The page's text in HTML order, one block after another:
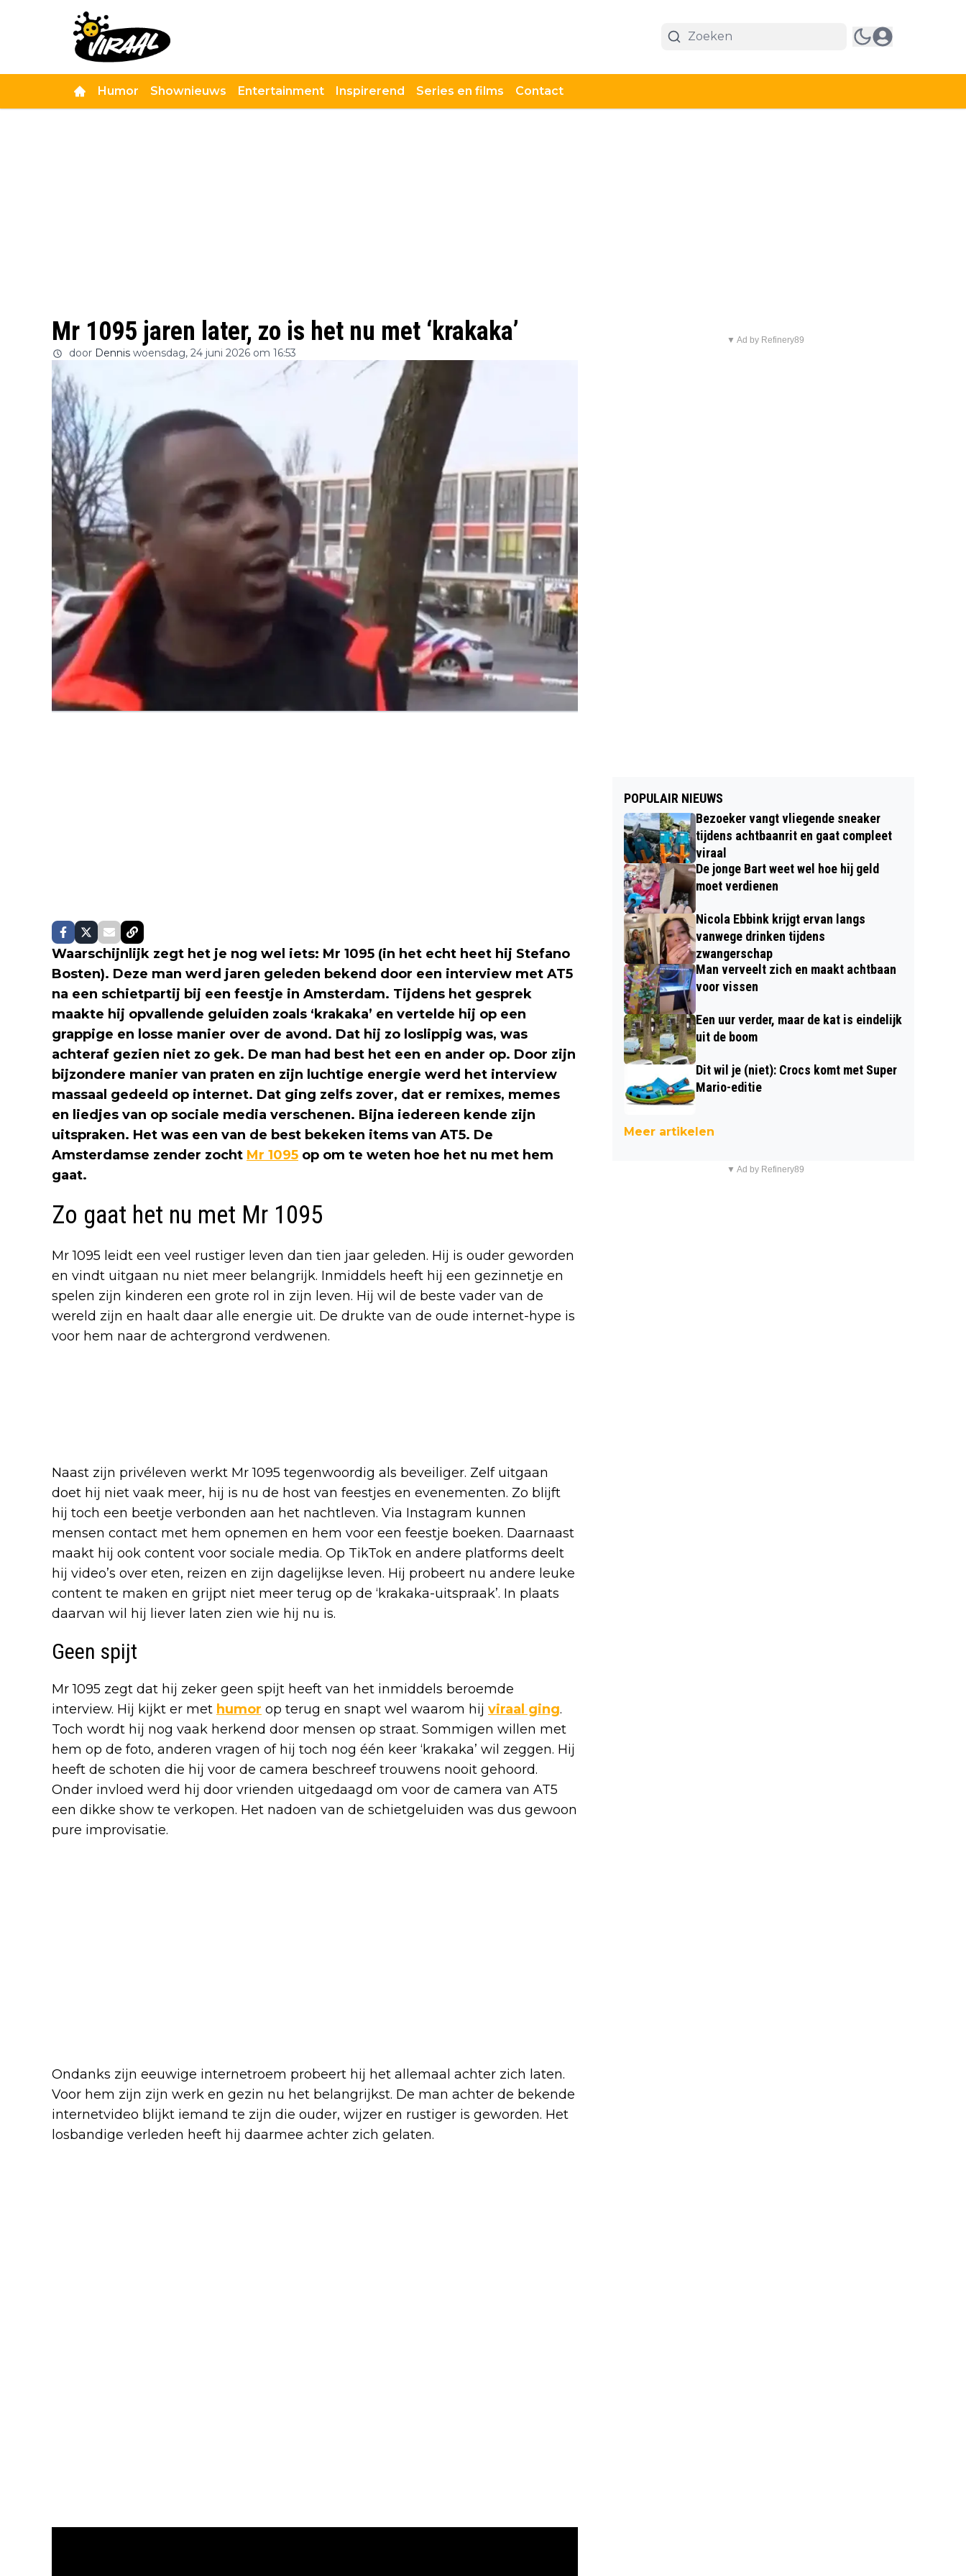
Humor Shownieuws Entertainment Inspirerend Series en films Contact
Mr 1095 jaren later, zo is het nu met ‘krakaka’
door Dennis woensdag, 24 juni 2026 om 16:53
Waarschijnlijk zegt het je nog wel iets: Mr 1095 (in het echt heet hij Stefano
Bosten). Deze man werd jaren geleden bekend door een interview met AT5
na een schietpartij bij een feestje in Amsterdam. Tijdens het gesprek
maakte hij opvallende geluiden zoals ‘krakaka’ en vertelde hij op een
grappige en losse manier over de avond. Dat hij zo loslippig was, was
achteraf gezien niet zo gek. De man had best het een en ander op. Door zijn
bijzondere manier van praten en zijn luchtige energie werd het interview
massaal gedeeld op internet. Dat ging zelfs zover, dat er remixes, memes
en liedjes van op sociale media verschenen. Bijna iedereen kende zijn
uitspraken. Het was een van de best bekeken items van AT5. De
Amsterdamse zender zocht Mr 1095 op om te weten hoe het nu met hem
gaat.
Zo gaat het nu met Mr 1095
Mr 1095 leidt een veel rustiger leven dan tien jaar geleden. Hij is ouder geworden
en vindt uitgaan nu niet meer belangrijk. Inmiddels heeft hij een gezinnetje en
spelen zijn kinderen een grote rol in zijn leven. Hij wil de beste vader van de
wereld zijn en haalt daar alle energie uit. De drukte van de oude internet-hype is
voor hem naar de achtergrond verdwenen.
Naast zijn privéleven werkt Mr 1095 tegenwoordig als beveiliger. Zelf uitgaan
doet hij niet vaak meer, hij is nu de host van feestjes en evenementen. Zo blijft
hij toch een beetje verbonden aan het nachtleven. Via Instagram kunnen
mensen contact met hem opnemen en hem voor een feestje boeken. Daarnaast
maakt hij ook content voor sociale media. Op TikTok en andere platforms deelt
hij video’s over eten, reizen en zijn dagelijkse leven. Hij probeert nu andere leuke
content te maken en grijpt niet meer terug op de ‘krakaka-uitspraak’. In plaats
daarvan wil hij liever laten zien wie hij nu is.
Geen spijt
Mr 1095 zegt dat hij zeker geen spijt heeft van het inmiddels beroemde
interview. Hij kijkt er met humor op terug en snapt wel waarom hij viraal ging.
Toch wordt hij nog vaak herkend door mensen op straat. Sommigen willen met
hem op de foto, anderen vragen of hij toch nog één keer ‘krakaka’ wil zeggen. Hij
heeft de schoten die hij voor de camera beschreef trouwens nooit gehoord.
Onder invloed werd hij door vrienden uitgedaagd om voor de camera van AT5
een dikke show te verkopen. Het nadoen van de schietgeluiden was dus gewoon
pure improvisatie.
Ondanks zijn eeuwige internetroem probeert hij het allemaal achter zich laten.
Voor hem zijn zijn werk en gezin nu het belangrijkst. De man achter de bekende
internetvideo blijkt iemand te zijn die ouder, wijzer en rustiger is geworden. Het
losbandige verleden heeft hij daarmee achter zich gelaten.
▼ Ad by Refinery89
POPULAIR NIEUWS
Bezoeker vangt vliegende sneaker
tijdens achtbaanrit en gaat compleet
viraal
De jonge Bart weet wel hoe hij geld
moet verdienen
Nicola Ebbink krijgt ervan langs
vanwege drinken tijdens
zwangerschap
Man verveelt zich en maakt achtbaan
voor vissen
Een uur verder, maar de kat is eindelijk
uit de boom
Dit wil je (niet): Crocs komt met Super
Mario-editie
Meer artikelen
▼ Ad by Refinery89